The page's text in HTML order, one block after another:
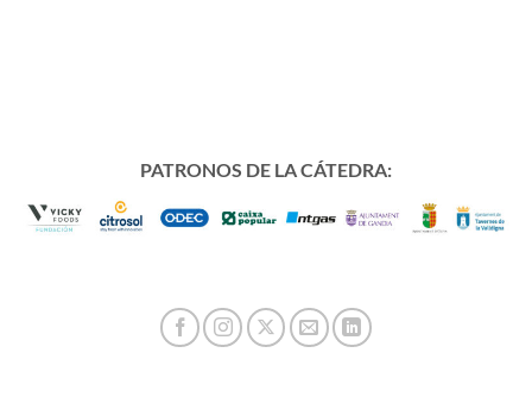
PATRONOS DE LA CÁTEDRA: